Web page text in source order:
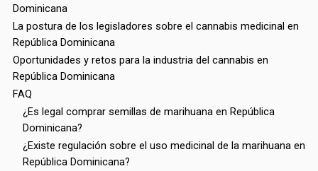
Dominicana
La postura de los legisladores sobre el cannabis medicinal en
República Dominicana
Oportunidades y retos para la industria del cannabis en
República Dominicana
FAQ
¿Es legal comprar semillas de marihuana en República
Dominicana?
¿Existe regulación sobre el uso medicinal de la marihuana en
República Dominicana?